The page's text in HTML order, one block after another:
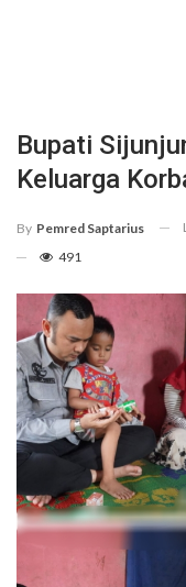
Bupati
Keluarga
By Pemred Saptarius
491